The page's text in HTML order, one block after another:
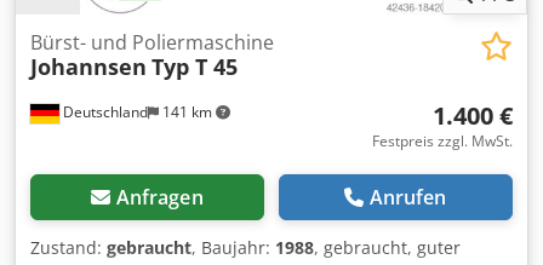
Deutschland 141 km
Bürst- und Poliermaschine
Johannsen Typ T 45
1.400 €
Festpreis zzgl. MwSt.
Anfragen Anrufen
Zustand: gebraucht, Baujahr: 1988, gebraucht, guter